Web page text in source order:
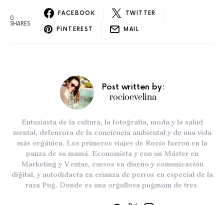
0
SHARES
FACEBOOK TWITTER
PINTEREST MAIL
Post written by:
rocioevelina
Entusiasta de la cultura, la fotografía, moda y la salud
mental, defensora de la conciencia ambiental y de una vida
más orgánica. Los primeros viajes de Rocío fueron en la
panza de su mamá. Economista y con un Máster en
Marketing y Ventas, cursos en diseño y comunicación
digital, y autodidacta en crianza de perros en especial de la
raza Pug. Donde es una orgullosa pugmom de tres.